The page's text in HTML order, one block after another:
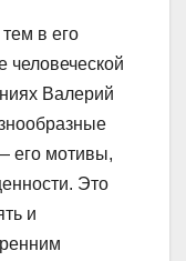
в его
человеческой
Валерий
его мотивы,
Это
и